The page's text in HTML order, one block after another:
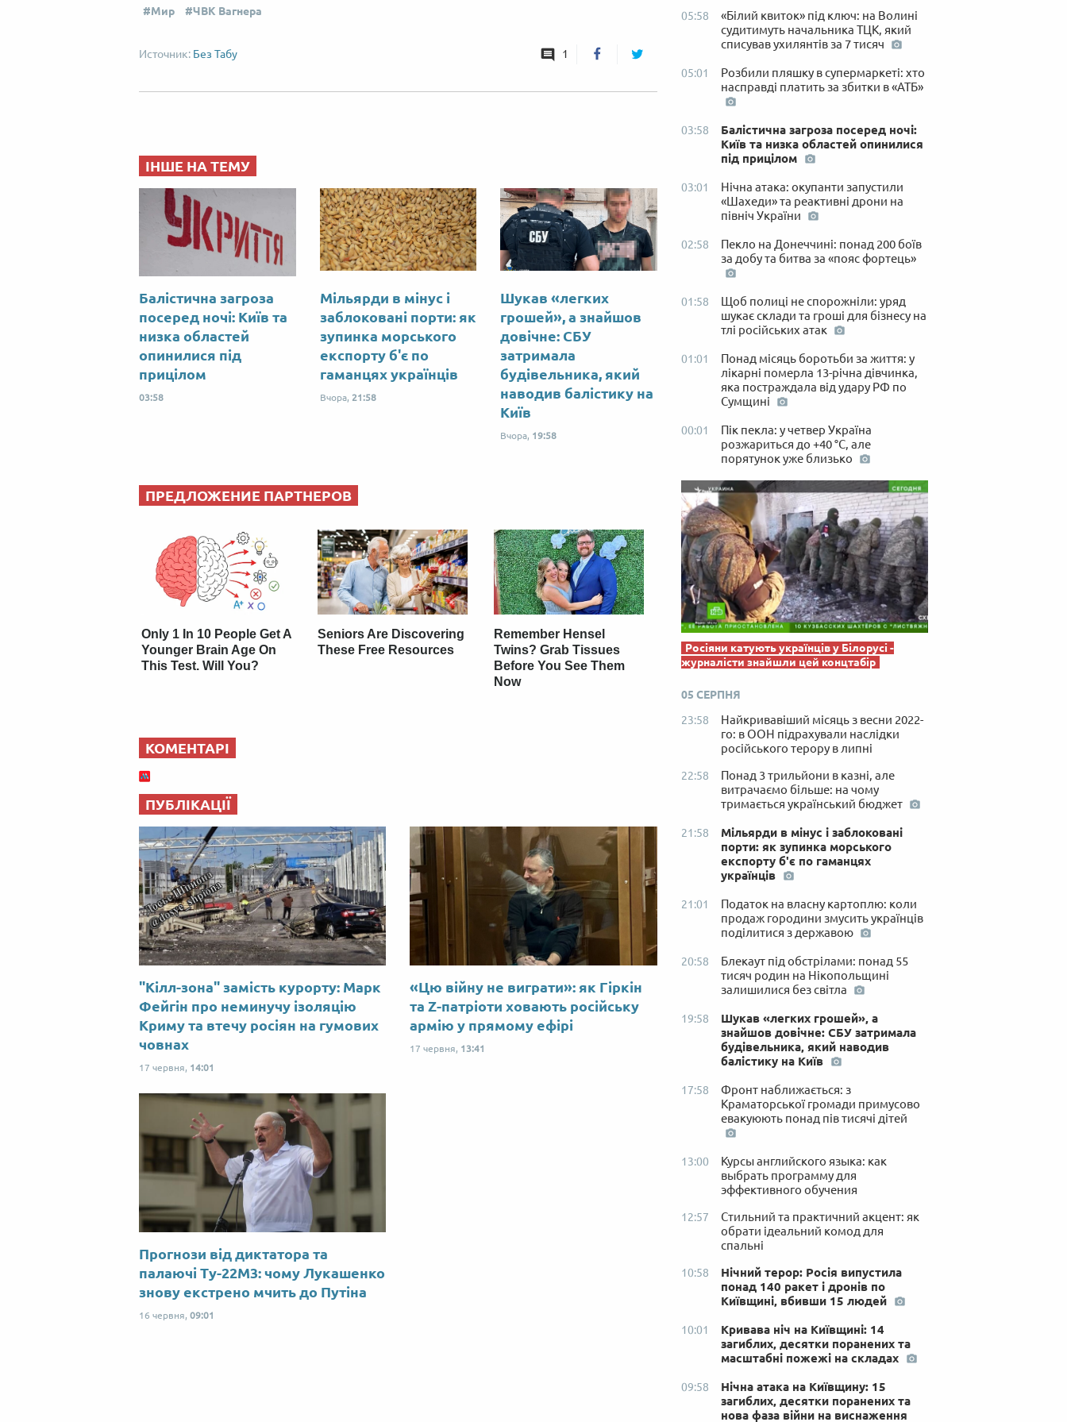
Мир
ЧВК Вагнера
Без Табу 1
ІНШЕ НА ТЕМУ
Балістична загроза
посеред ночі: Київ та
низка областей
опинилися під
прицілом
03:58
Мільярди в мінус і
заблоковані порти: як
зупинка морського
експорту б'є по
гаманцях українців
Вчора, 21:58
Шукав «легких
грошей», а знайшов
довічне: СБУ
затримала
будівельника, який
наводив балістику на
Київ
Вчора, 19:58
ПРЕДЛОЖЕНИЕ ПАРТНЕРОВ
Only 1 In 10 People Get A
Younger Brain Age On
This Test. Will You?
Seniors Are Discovering
These Free Resources
Remember Hensel
Twins? Grab Tissues
Before You See Them
Now
КОМЕНТАРІ
ПУБЛІКАЦІЇ
"Кілл-зона" замість курорту: Марк
Фейгін про неминучу ізоляцію
Криму та втечу росіян на гумових
човнах
17 червня, 14:01
«Цю війну не виграти»: як Гіркін
та Z-патріоти ховають російську
армію у прямому ефірі
17 червня, 13:41
Прогнози від диктатора та
палаючі Ту-22М3: чому Лукашенко
знову екстрено мчить до Путіна
16 червня, 09:01
05:58
«Білий квиток» під ключ: на Волині
судитимуть начальника ТЦК, який
списував ухилянтів за 7 тисяч
05:01
Розбили пляшку в супермаркеті: хто
насправді платить за збитки в «АТБ»
03:58
Балістична загроза посеред ночі:
Київ та низка областей опинилися
під прицілом
03:01
Нічна атака: окупанти запустили
«Шахеди» та реактивні дрони на
північ України
02:58
Пекло на Донеччині: понад 200 боїв
за добу та битва за «пояс фортець»
01:58
Щоб полиці не спорожніли: уряд
шукає склади та гроші для бізнесу на
тлі російських атак
01:01
Понад місяць боротьби за життя: у
лікарні померла 13-річна дівчинка,
яка постраждала від удару РФ по
Сумщині
00:01
Пік пекла: у четвер Україна
розжариться до +40 °C, але
порятунок уже близько
Росіяни катують українців у Білорусі -
журналісти знайшли цей концтабір
05 СЕРПНЯ
23:58
Найкривавіший місяць з весни 2022-
го: в ООН підрахували наслідки
російського терору в липні
22:58
Понад 3 трильйони в казні, але
витрачаємо більше: на чому
тримається український бюджет
21:58
Мільярди в мінус і заблоковані
порти: як зупинка морського
експорту б'є по гаманцях
українців
21:01
Податок на власну картоплю: коли
продаж городини змусить українців
поділитися з державою
20:58
Блекаут під обстрілами: понад 55
тисяч родин на Нікопольщині
залишилися без світла
19:58
Шукав «легких грошей», а
знайшов довічне: СБУ затримала
будівельника, який наводив
балістику на Київ
17:58
Фронт наближається: з
Краматорської громади примусово
евакуюють понад пів тисячі дітей
13:00
Курсы английского языка: как
выбрать программу для
эффективного обучения
12:57
Стильний та практичний акцент: як
обрати ідеальний комод для
спальні
10:58
Нічний терор: Росія випустила
понад 140 ракет і дронів по
Київщині, вбивши 15 людей
10:01
Кривава ніч на Київщині: 14
загиблих, десятки поранених та
масштабні пожежі на складах
09:58
Нічна атака на Київщину: 15
загиблих, десятки поранених та
нова фаза війни на виснаження